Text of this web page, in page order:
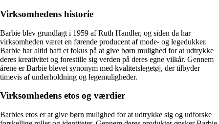
Virksomhedens historie
Barbie blev grundlagt i 1959 af Ruth Handler, og siden da har
virksomheden været en førende producent af mode- og legedukker.
Barbie har altid haft et fokus på at give børn mulighed for at udtrykke
deres kreativitet og forestille sig verden på deres egne vilkår. Gennem
årene er Barbie blevet synonym med kvalitetslegetøj, der tilbyder
timevis af underholdning og legemuligheder.
Virksomhedens etos og værdier
Barbies etos er at give børn mulighed for at udtrykke sig og udforske